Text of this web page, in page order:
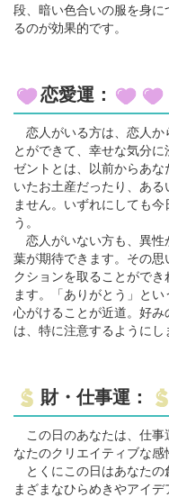
段、暗い色合いの服を身
るのが効果的です。
恋愛運：
恋人がいる方は、恋人か
とができて、幸せな気分
ゼントとは、以前からあ
いたお土産だったり、あ
ません。いずれにしても
う。
恋人がいない方も、異性
葉が期待できます。その
クションを取ることがで
ます。「ありがとう」と
心がけることが近道。好
は、特に注意するようにし
財・仕事運：
この日のあなたは、仕事
なたのクリエイティブな感
とくにこの日はあなたの
まざまなひらめきやアイ